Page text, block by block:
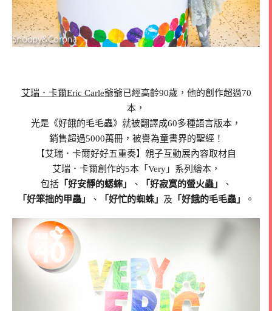
艾瑞．卡爾Eric Carle爺爺已經高齡90歲，他的創作超過70
本，
光是《好餓的毛毛蟲》就被翻譯成60多種語言版本，
銷售超過5000萬冊，被譽為童書界的聖經！
【艾瑞．卡爾好好五重奏】親子互動展內容取材自
艾瑞．卡爾創作的5本「Very」系列繪本，
包括「好安靜的蟋蟀」 、 「好寂寞的螢火蟲」
、
「好笨拙的甲蟲」
、 「好忙的蜘蛛」 及 「好餓的毛毛蟲」 。